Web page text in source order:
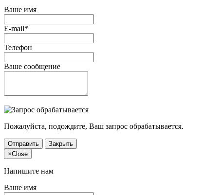
Ваше имя
E-mail*
Телефон
Ваше сообщение
Пожалуйста, подождите, Ваш запрос обрабатывается.
Отправить
Закрыть
×Close
Напишите нам
Ваше имя